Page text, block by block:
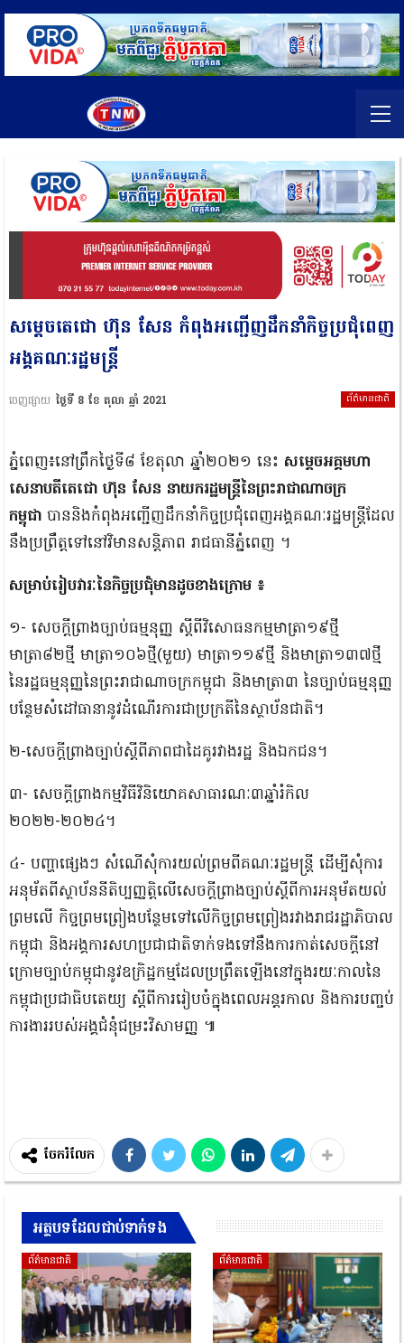
សម្ដេចតេជោ​ ហ៊ុន​ សែន​ កំពុងអញ្ជើញដឹកនាំកិច្ចប្រជុំពេញ
អង្គគណៈរដ្ឋមន្ត្រី
ព័ត៌មានជាតិ
ចេញផ្សាយ ថ្ងៃទី 8 ខែ តុលា ឆ្នាំ 2021
ភ្នំពេញ៖នៅព្រឹកថ្ងៃទី៨ ខែតុលា ឆ្នាំ២០២១ នេះ សម្តេចអគ្គមហា
សេនាបតីតេជោ ហ៊ុន សែន នាយករដ្ឋមន្រ្តីនៃព្រះរាជាណាចក្រ
កម្ពុជា បាននិងកំពុងអញ្ជើញដឹកនាំកិច្ចប្រជុំពេញអង្គគណៈរដ្ឋមន្ត្រីដែល
នឹងប្រព្រឹត្តទៅនៅវិមានសន្តិភាព រាជធានីភ្នំពេញ ។
សម្រាប់រៀបវារៈនៃកិច្ចប្រជុំមានដូចខាងក្រោម ៖
១- សេចក្តីព្រាងច្បាប់ធម្មនុញ្ញ ស្តីពីវិសោធនកម្មមាត្រា១៩ថ្មី
មាត្រា៨២ថ្មី មាត្រា១០៦ថ្មី(មួយ) មាត្រា១១៩ថ្មី និងមាត្រា១៣៧ថ្មី
នៃរដ្ឋធម្មនុញ្ញនៃព្រះរាជាណាចក្រកម្ពុជា និងមាត្រា៣ នៃច្បាប់ធម្មនុញ្ញ
បន្ថែមសំដៅធានានូវដំណើរការជាប្រក្រតីនៃស្ថាប័នជាតិ។
២-សេចក្តីព្រាងច្បាប់ស្តីពីភាពជាដៃគូរវាងរដ្ឋ និងឯកជន។
៣- សេចក្តីព្រាងកម្មវិធីវិនិយោគសាធារណៈ៣ឆ្នាំរំកិល
២០២២-២០២៤។
៤- បញ្ហាផ្សេងៗ សំណើសុំការយល់ព្រមពីគណៈរដ្ឋមន្រ្តី ដើម្បីសុំការ
អនុម័តពីស្ថាប័ននីតិប្បញ្ញត្តិលើសេចក្តីព្រាងច្បាប់ស្តីពីការអនុម័តយល់
ព្រមលើ កិច្ចព្រមព្រៀងបន្ថែមទៅលើកិច្ចព្រមព្រៀងរវាងរាជរដ្ឋាភិបាល
កម្ពុជា និងអង្គការសហប្រជាជាតិទាក់ទងទៅនឹងការកាត់សេចក្តីនៅ
ក្រោមច្បាប់កម្ពុជានូវឧក្រិដ្ឋកម្មដែលប្រព្រឹតឡើងនៅក្នុងរយៈកាលនៃ
កម្ពុជាប្រជាធិបតេយ្យ ស្តីពីការរៀបចំក្នុងពេលអន្តរកាល និងការបញ្ចប់
ការងាររបស់អង្គជំនុំជម្រះវិសាមញ្ញ ៕
ចែករំលែក
អត្ថបទដែលជាប់ទាក់ទង
ព័ត៌មានជាតិ ព័ត៌មានជាតិ